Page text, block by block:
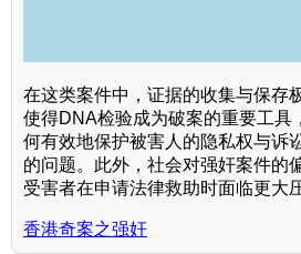
在这类案件中，证据的收集与保存
使得DNA检验成为破案的重要工具
何有效地保护被害人的隐私权与诉
的问题。此外，社会对强奸案件的
受害者在申请法律救助时面临更大
香港奇案之强奸